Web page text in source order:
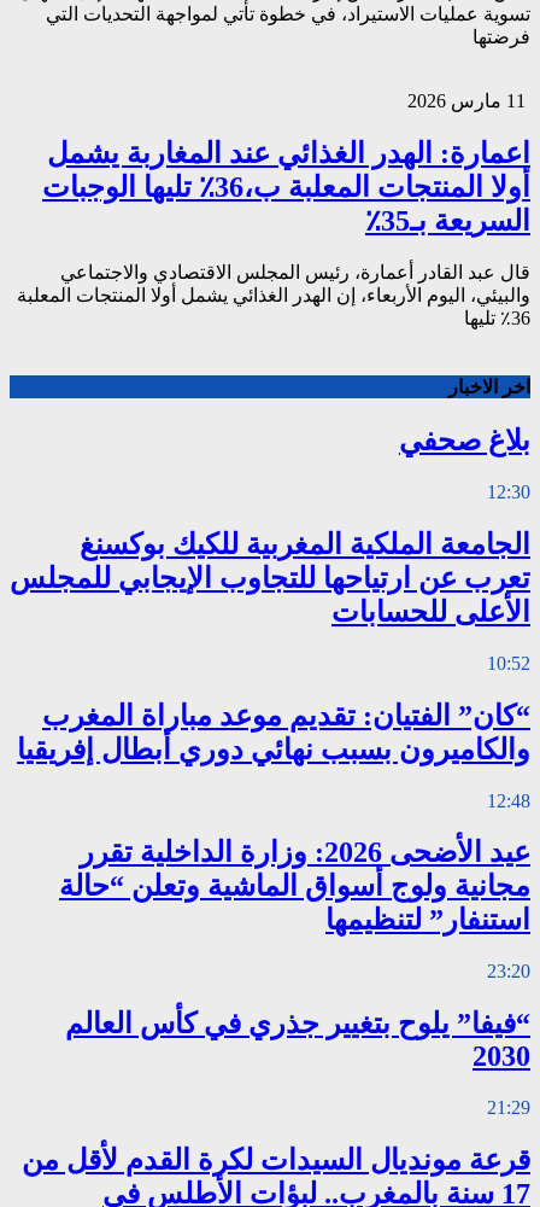
تسوية عمليات الاستيراد، في خطوة تأتي لمواجهة التحديات التي
فرضتها
اعمارة: الهدر الغذائي عند المغاربة يشمل
أولا المنتجات المعلبة ب،36٪ تليها الوجبات
السريعة بـ35٪
قال عبد القادر أعمارة، رئيس المجلس الاقتصادي والاجتماعي
والبيئي، اليوم الأربعاء، إن الهدر الغذائي يشمل أولا المنتجات المعلبة
36٪ تليها
اخر الاخبار
بلاغ صحفي
12:30
الجامعة الملكية المغربية للكيك بوكسنغ
تعرب عن ارتياحها للتجاوب الإيجابي للمجلس
الأعلى للحسابات
10:52
“كان” الفتيان: تقديم موعد مباراة المغرب
والكاميرون بسبب نهائي دوري أبطال إفريقيا
12:48
عيد الأضحى 2026: وزارة الداخلية تقرر
مجانية ولوج أسواق الماشية وتعلن “حالة
استنفار” لتنظيمها
23:20
“فيفا” يلوح بتغيير جذري في كأس العالم
2030
21:29
قرعة مونديال السيدات لكرة القدم لأقل من
17 سنة بالمغرب.. لبؤات الأطلس في